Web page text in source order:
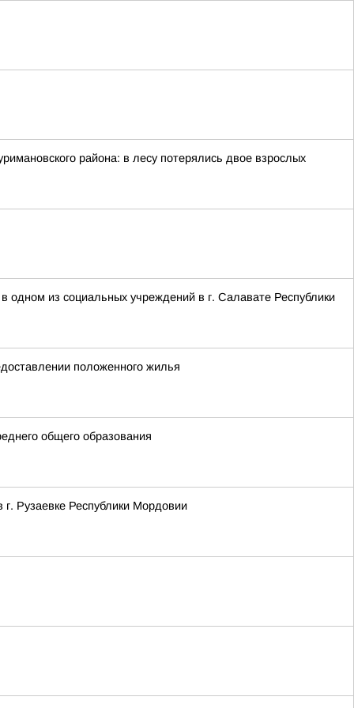
района: в лесу потерялись двое взрослых
одном из социальных учреждений в г. Салавате Республики
положенного жилья
общего образования
Рузаевке Республики Мордовии